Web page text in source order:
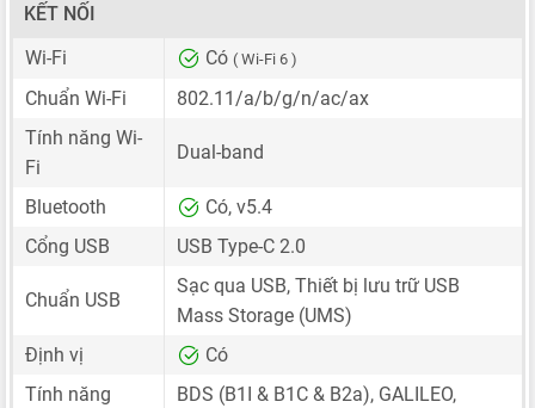
KẾT NỐI
Wi-Fi
Có ( Wi-Fi 6 )
Chuẩn Wi-Fi
802.11/a/b/g/n/ac/ax
Tính năng Wi-
Fi
Dual-band
Bluetooth
Có, v5.4
Cổng USB
USB Type-C 2.0
Chuẩn USB
Sạc qua USB, Thiết bị lưu trữ USB
Mass Storage (UMS)
Định vị
Có
Tính năng
BDS (B1I & B1C & B2a), GALILEO,